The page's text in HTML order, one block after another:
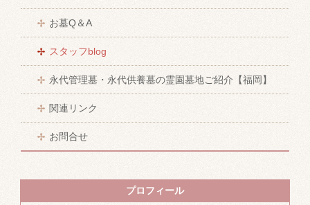
お墓Q＆A
スタッフblog
永代管理墓・永代供養墓の霊園墓地ご紹介【福岡】
関連リンク
お問合せ
プロフィール